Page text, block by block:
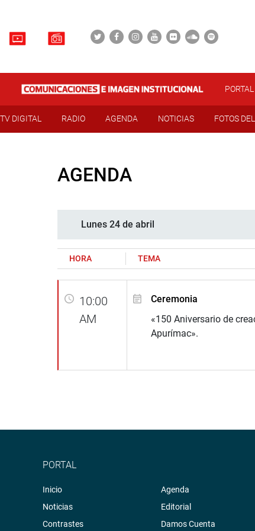
PORTAL
TV DIGITAL RADIO AGENDA NOTICIAS FOTOS
AGENDA
Lunes 24 de abril
HORA TEMA
10:00
AM
Ceremonia
«150 Aniversario de
Apurímac».
PORTAL
Inicio
Noticias
Contrastes
Agenda
Editorial
Damos Cuenta